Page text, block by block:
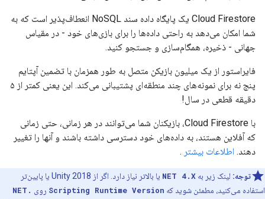
Cloud Firestore یک پایگاه داده سند NoSQL انعطاف‌پذیر است که به
شما امکان می‌دهد به راحتی داده‌ها را برای بازی‌های خود - در مقیاس
جهانی - ذخیره، همگام‌سازی و جستجو کنید.
فایراستور از یک میلیون بازیکن متصل به طور همزمان با تضمین آپتایم
پنج نه برای نمونه‌های چند منطقه‌ای پشتیبانی می‌کند. این یعنی کمتر از ۵
دقیقه قطعی در سال!
با Cloud Firestore، بازیکنان شما می‌توانند در هر زمانی، حتی زمانی
که آفلاین هستند، به داده‌های خود دسترسی داشته باشند و آنها را تغییر
دهند. اطلاعات بیشتر .
توجه: لینک زیر به NET 4.X
یا بالاتر نیاز دارد. اگر از Unity 2018 یا پایین‌تر
استفاده می‌کنید، مطمئن شوید که Scripting Runtime Version روی
.NET